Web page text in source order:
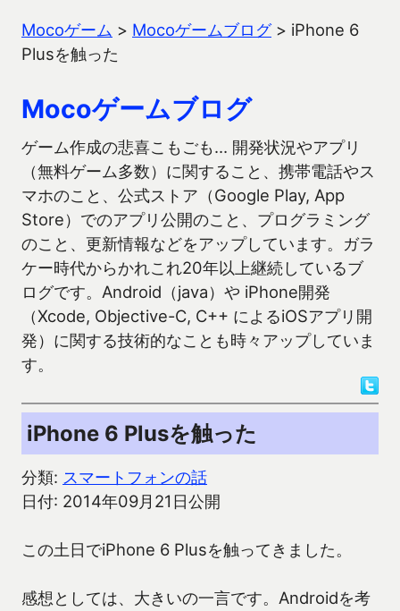
Mocoゲーム > Mocoゲームブログ> iPhone 6
Plusを触った
Mocoゲームブログ
ゲーム作成の悲喜こもごも… 開発状況やアプリ
（無料ゲーム多数）に関すること、携帯電話やス
マホのこと、公式ストア（Google Play, App
Store）でのアプリ公開のこと、プログラミング
のこと、更新情報などをアップしています。ガラ
ケー時代からかれこれ20年以上継続しているブ
ログです。Android（java）や iPhone開発
（Xcode, Objective-C, C++ によるiOSアプリ開
発）に関する技術的なことも時々アップしていま
す。
iPhone 6 Plusを触った
分類: スマートフォンの話
日付: 2014年09月21日公開
この土日でiPhone 6 Plusを触ってきました。
感想としては、大きいの一言です。Androidを考